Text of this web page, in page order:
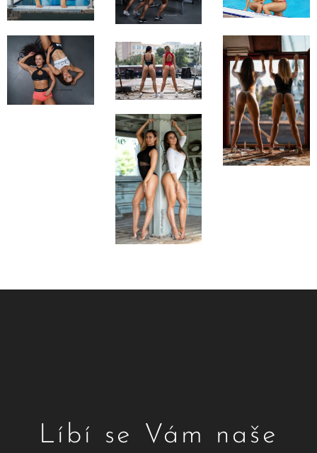
Líbí se Vám naše